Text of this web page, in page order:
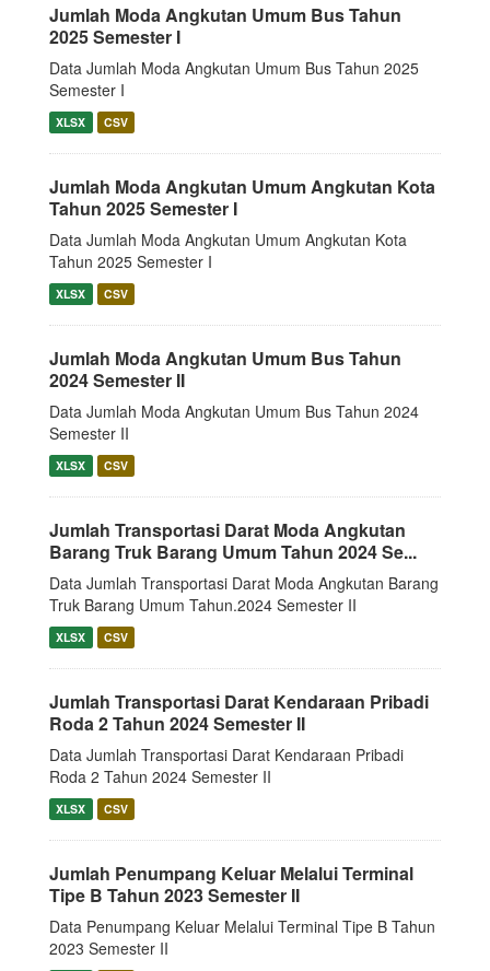
Jumlah Moda Angkutan Umum Bus Tahun
2025 Semester I
Data Jumlah Moda Angkutan Umum Bus Tahun 2025
Semester I
XLSX CSV
Jumlah Moda Angkutan Umum Angkutan Kota
Tahun 2025 Semester I
Data Jumlah Moda Angkutan Umum Angkutan Kota
Tahun 2025 Semester I
XLSX CSV
Jumlah Moda Angkutan Umum Bus Tahun
2024 Semester II
Data Jumlah Moda Angkutan Umum Bus Tahun 2024
Semester II
XLSX CSV
Jumlah Transportasi Darat Moda Angkutan
Barang Truk Barang Umum Tahun 2024 Se...
Data Jumlah Transportasi Darat Moda Angkutan Barang
Truk Barang Umum Tahun.2024 Semester II
XLSX CSV
Jumlah Transportasi Darat Kendaraan Pribadi
Roda 2 Tahun 2024 Semester II
Data Jumlah Transportasi Darat Kendaraan Pribadi
Roda 2 Tahun 2024 Semester II
XLSX CSV
Jumlah Penumpang Keluar Melalui Terminal
Tipe B Tahun 2023 Semester II
Data Penumpang Keluar Melalui Terminal Tipe B Tahun
2023 Semester II